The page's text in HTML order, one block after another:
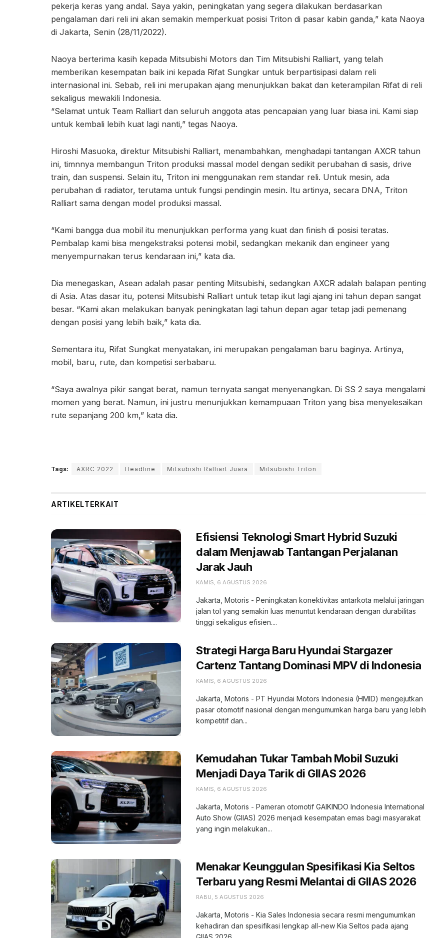
pekerja keras yang andal. Saya yakin, peningkatan yang segera dilakukan berdasarkan
pengalaman dari reli ini akan semakin memperkuat posisi Triton di pasar kabin ganda,” kata Naoya
di Jakarta, Senin (28/11/2022).
Naoya berterima kasih kepada Mitsubishi Motors dan Tim Mitsubishi Ralliart, yang telah
memberikan kesempatan baik ini kepada Rifat Sungkar untuk berpartisipasi dalam reli
internasional ini. Sebab, reli ini merupakan ajang menunjukkan bakat dan keterampilan Rifat di reli
sekaligus mewakili Indonesia.
“Selamat untuk Team Ralliart dan seluruh anggota atas pencapaian yang luar biasa ini. Kami siap
untuk kembali lebih kuat lagi nanti,” tegas Naoya.
Hiroshi Masuoka, direktur Mitsubishi Ralliart, menambahkan, menghadapi tantangan AXCR tahun
ini, timnnya membangun Triton produksi massal model dengan sedikit perubahan di sasis, drive
train, dan suspensi. Selain itu, Triton ini menggunakan rem standar reli. Untuk mesin, ada
perubahan di radiator, terutama untuk fungsi pendingin mesin. Itu artinya, secara DNA, Triton
Ralliart sama dengan model produksi massal.
“Kami bangga dua mobil itu menunjukkan performa yang kuat dan finish di posisi teratas.
Pembalap kami bisa mengekstraksi potensi mobil, sedangkan mekanik dan engineer yang
menyempurnakan terus kendaraan ini,” kata dia.
Dia menegaskan, Asean adalah pasar penting Mitsubishi, sedangkan AXCR adalah balapan penting
di Asia. Atas dasar itu, potensi Mitsubishi Ralliart untuk tetap ikut lagi ajang ini tahun depan sangat
besar. “Kami akan melakukan banyak peningkatan lagi tahun depan agar tetap jadi pemenang
dengan posisi yang lebih baik,” kata dia.
Sementara itu, Rifat Sungkat menyatakan, ini merupakan pengalaman baru baginya. Artinya,
mobil, baru, rute, dan kompetisi serbabaru.
“Saya awalnya pikir sangat berat, namun ternyata sangat menyenangkan. Di SS 2 saya mengalami
momen yang berat. Namun, ini justru menunjukkan kemampuaan Triton yang bisa menyelesaikan
rute sepanjang 200 km,” kata dia.
Tags: AXRC 2022 Headline Mitsubishi Ralliart Juara Mitsubishi Triton
ARTIKELTERKAIT
Efisiensi Teknologi Smart Hybrid Suzuki
dalam Menjawab Tantangan Perjalanan
Jarak Jauh
KAMIS, 6 AGUSTUS 2026
Jakarta, Motoris - Peningkatan konektivitas antarkota melalui jaringan
jalan tol yang semakin luas menuntut kendaraan dengan durabilitas
tinggi sekaligus efisien....
Strategi Harga Baru Hyundai Stargazer
Cartenz Tantang Dominasi MPV di Indonesia
KAMIS, 6 AGUSTUS 2026
Jakarta, Motoris - PT Hyundai Motors Indonesia (HMID) mengejutkan
pasar otomotif nasional dengan mengumumkan harga baru yang lebih
kompetitif dan...
Kemudahan Tukar Tambah Mobil Suzuki
Menjadi Daya Tarik di GIIAS 2026
KAMIS, 6 AGUSTUS 2026
Jakarta, Motoris - Pameran otomotif GAIKINDO Indonesia International
Auto Show (GIIAS) 2026 menjadi kesempatan emas bagi masyarakat
yang ingin melakukan...
Menakar Keunggulan Spesifikasi Kia Seltos
Terbaru yang Resmi Melantai di GIIAS 2026
RABU, 5 AGUSTUS 2026
Jakarta, Motoris - Kia Sales Indonesia secara resmi mengumumkan
kehadiran dan spesifikasi lengkap all-new Kia Seltos pada ajang